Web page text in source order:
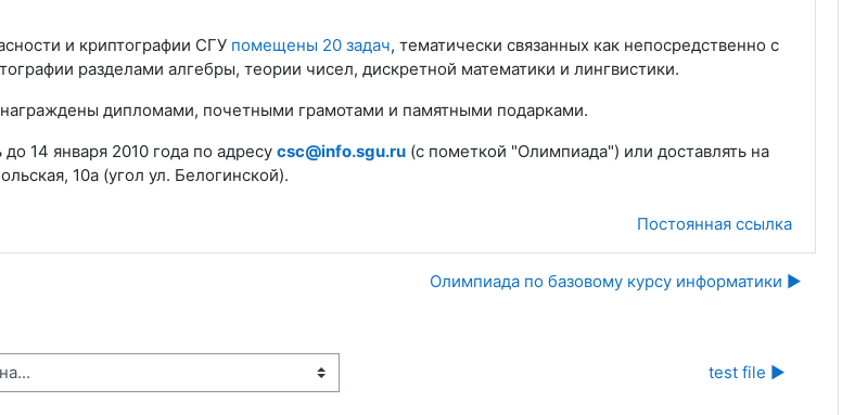
и криптографии СГУ помещены 20 задач, тематически связанных как непосредственно с
разделами алгебры, теории чисел, дискретной математики и лингвистики.
дипломами, почетными грамотами и памятными подарками.
14 января 2010 года по адресу csc@info.sgu.ru (с пометкой "Олимпиада") или доставлять на
10а (угол ул. Белогинской).
Постоянная ссылка
Олимпиада по базовому курсу информатики ▶︎
test file ▶︎